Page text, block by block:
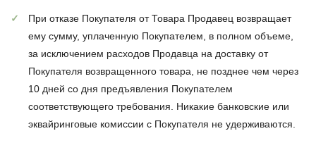
При отказе Покупателя от Товара Продавец возвращает
ему сумму, уплаченную Покупателем, в полном объеме
за исключением расходов Продавца на доставку от
Покупателя возвращенного товара, не позднее чем через
10 дней со дня предъявления Покупателем
соответствующего требования. Никакие банковские или
эквайринговые комиссии с Покупателя не удерживаются.